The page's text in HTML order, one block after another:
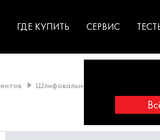
ГДЕ КУПИТЬ СЕРВИС
Шлифовальная шкурка